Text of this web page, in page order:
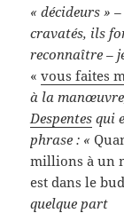
« décideurs »
cravatés, ils
reconnaître –
«vous faites
à la
Despentes qui
phrase : «
millions à un
est dans le
quelque part